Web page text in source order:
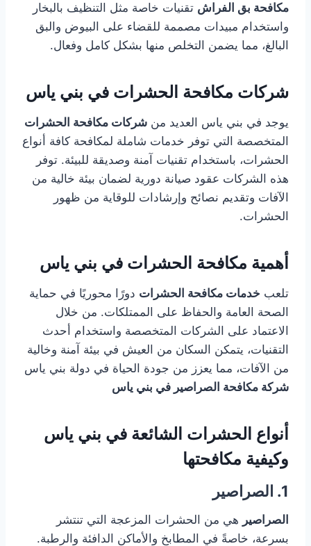
مكافحة بق الفراش تقنيات خاصة مثل التنظيف بالبخار
واستخدام مبيدات مصممة للقضاء على البيوض والبق
البالغ، مما يضمن التخلص منها بشكل كامل وفعال.
شركات مكافحة الحشرات في بني ياس
يوجد في بني ياس العديد من شركات مكافحة الحشرات
المتخصصة التي توفر خدمات شاملة لمكافحة كافة أنواع
الحشرات، باستخدام تقنيات آمنة وصديقة للبيئة. توفر
هذه الشركات عقود صيانة دورية لضمان بيئة خالية من
الآفات وتقديم نصائح وإرشادات للوقاية من ظهور
الحشرات.
أهمية مكافحة الحشرات في بني ياس
تلعب خدمات مكافحة الحشرات دورًا محوريًا في حماية
الصحة العامة والحفاظ على الممتلكات. من خلال
الاعتماد على الشركات المتخصصة واستخدام أحدث
التقنيات، يتمكن السكان من العيش في بيئة آمنة وخالية
من الآفات، مما يعزز من جودة الحياة في دولة بني ياس
شركة مكافحة الصراصير في بني ياس
أنواع الحشرات الشائعة في بني ياس
وكيفية مكافحتها
1. الصراصير
الصراصير هي من الحشرات المزعجة التي تنتشر
بسرعة، خاصةً في المطابخ والأماكن الدافئة والرطبة.